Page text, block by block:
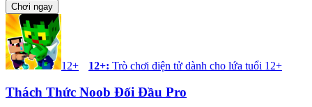
Chơi ngay
12+ 12+: Trò chơi điện tử dành cho lứa tuổi 12+
Thách Thức Noob Đối Đầu Pro